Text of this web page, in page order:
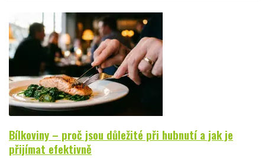
Bílkoviny – proč jsou důležité při hubnutí a jak je
přijímat efektivně